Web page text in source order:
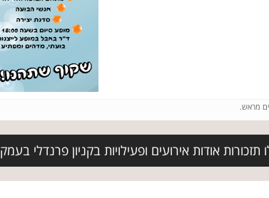
מראש.
אודות אירועים ופעילויות בקניון פרנדלי בעמק